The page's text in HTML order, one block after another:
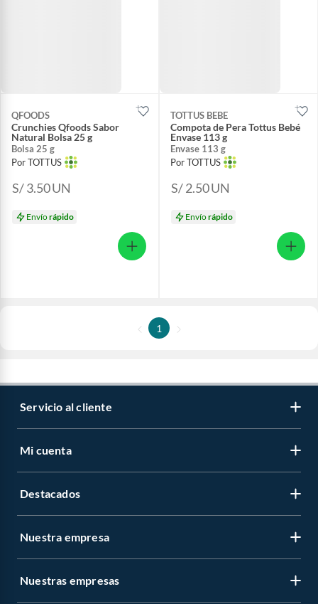
QFOODS
Crunchies Qfoods Sabor
Natural Bolsa 25 g
Bolsa 25 g
Por TOTTUS
S/ 3.50UN
Envíorápido
TOTTUS BEBE
Compota de Pera Tottus Bebé
Envase 113 g
Envase 113 g
Por TOTTUS
S/ 2.50UN
Envíorápido
1
Servicio al cliente
Mi cuenta
Destacados
Nuestra empresa
Nuestras empresas